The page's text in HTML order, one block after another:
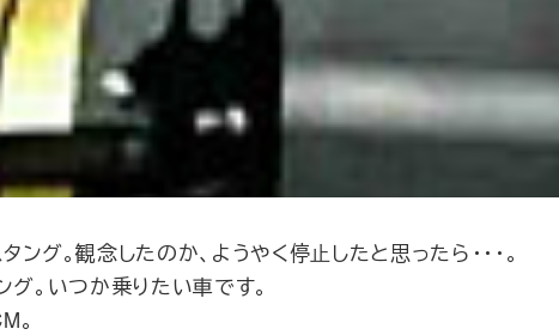
グ。観念したのか、ようやく停止したと思ったら・・・。
グ。いつか乗りたい車です。
。